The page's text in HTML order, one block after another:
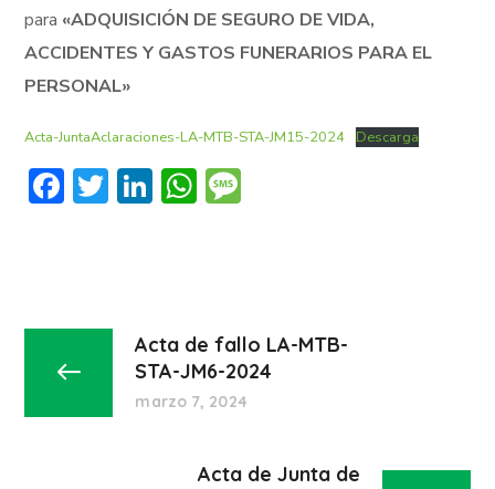
para «ADQUISICIÓN DE SEGURO DE VIDA,
ACCIDENTES Y GASTOS FUNERARIOS PARA EL
PERSONAL»
Acta-JuntaAclaraciones-LA-MTB-STA-JM15-2024 Descarga
Facebook
Twitter
LinkedIn
WhatsApp
Acta de fallo LA-MTB-
STA-JM6-2024
marzo 7, 2024
Acta de Junta de